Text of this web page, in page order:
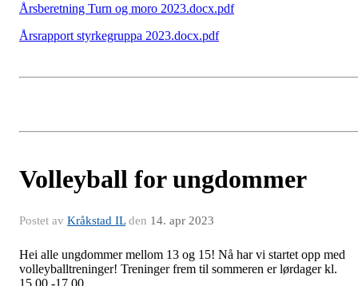
Årsberetning Turn og moro 2023.docx.pdf
Årsrapport styrkegruppa 2023.docx.pdf
Volleyball for ungdommer
Postet av Kråkstad ILden 14. apr 2023
Hei alle ungdommer mellom 13 og 15! Nå har vi startet opp med
volleyballtreninger! Treninger frem til sommeren er lørdager kl.
15.00 -17.00.